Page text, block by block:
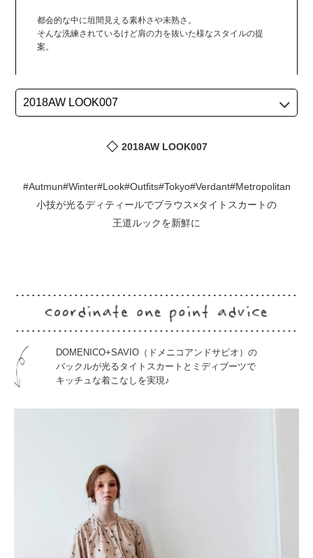
都会的な中に垣間見える素朴さや未熟さ。
そんな洗練されているけど肩の力を抜いた様なスタイルの提
案。
2018AW LOOK007
#Autmun#Winter#Look#Outfits#Tokyo#Verdant#Metropolitan
小技が光るディティールでブラウス×タイトスカートの
王道ルックを新鮮に
DOMENICO+SAVIO（ドメニコアンドサビオ）の
バックルが光るタイトスカートとミディブーツで
キッチュな着こなしを実現♪